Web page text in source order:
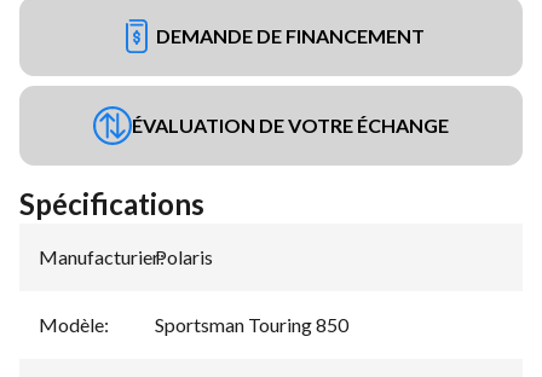
DEMANDE DE FINANCEMENT
ÉVALUATION DE VOTRE ÉCHANGE
Spécifications
Manufacturier:
Polaris
Modèle: Sportsman Touring 850